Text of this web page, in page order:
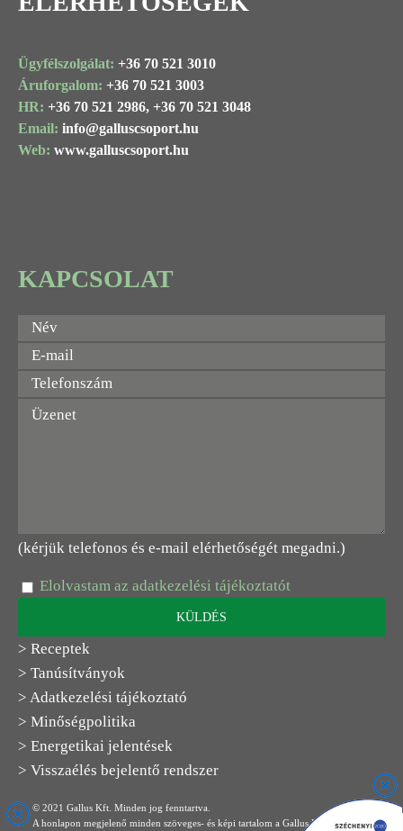
Ügyfélszolgálat: +36 70 521 3010
Áruforgalom: +36 70 521 3003
HR: +36 70 521 2986, +36 70 521 3048
Email: info@galluscsoport.hu
Web: www.galluscsoport.hu
KAPCSOLAT
(kérjük telefonos és e-mail elérhetőségét megadni.)
Elolvastam az adatkezelési tájékoztatót
> Receptek
> Tanúsítványok
> Adatkezelési tájékoztató
> Minőségpolitika
> Energetikai jelentések
> Visszaélés bejelentő rendszer
© 2021 Gallus Kft. Minden jog fenntartva.
A honlapon megjelenő minden szöveges- és képi tartalom a Gallus Kft.